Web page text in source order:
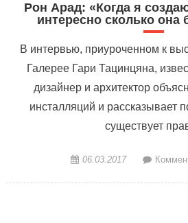
Рон Арад: «Когда я
интересно сколько она
В интервью, приуроченном к
Галерее Гари Тацинцяна,
дизайнер и архитектор
инсталляций и рассказывает
существует
06.03.2017